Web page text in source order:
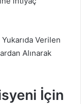
Verilen
Alınarak
İçin